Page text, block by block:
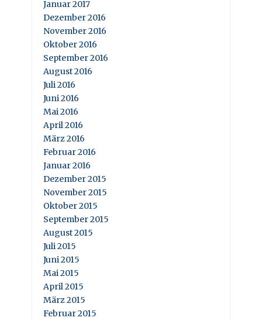
Januar 2017
Dezember 2016
November 2016
Oktober 2016
September 2016
August 2016
Juli 2016
Juni 2016
Mai 2016
April 2016
März 2016
Februar 2016
Januar 2016
Dezember 2015
November 2015
Oktober 2015
September 2015
August 2015
Juli 2015
Juni 2015
Mai 2015
April 2015
März 2015
Februar 2015